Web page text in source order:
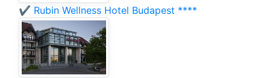
✔️ Rubin Wellness Hotel Budapest ****